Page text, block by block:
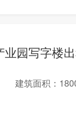
业园写字楼
建筑面积：